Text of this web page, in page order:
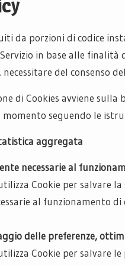
da porzioni di codice
in base alle
del consenso
di Cookies avviene sulla
seguendo le
aggregata
necessarie al
Cookie per salvare
al funzionamento
delle preferenze,
Cookie per salvare